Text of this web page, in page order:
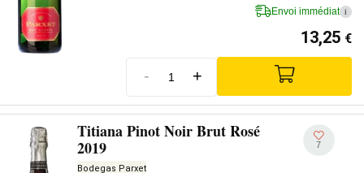
Envoi immédiat i
13,25 €
- +
Titiana Pinot Noir Brut Rosé
2019
Bodegas Parxet
7